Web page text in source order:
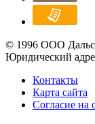
© 1996 ООО
Юридический
Контакты
Карта сайта
Согласие на